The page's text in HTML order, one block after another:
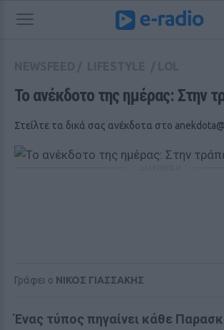
Το ανέκδοτο της ημέρας: Στην
Στείλτε τα δικά σας ανέκδοτα στο
Γράφει ο ΝΙΚΟΣ ΓΙΑΣΣΑΚΗΣ
Ένας τύπος πηγαίνει κάθε